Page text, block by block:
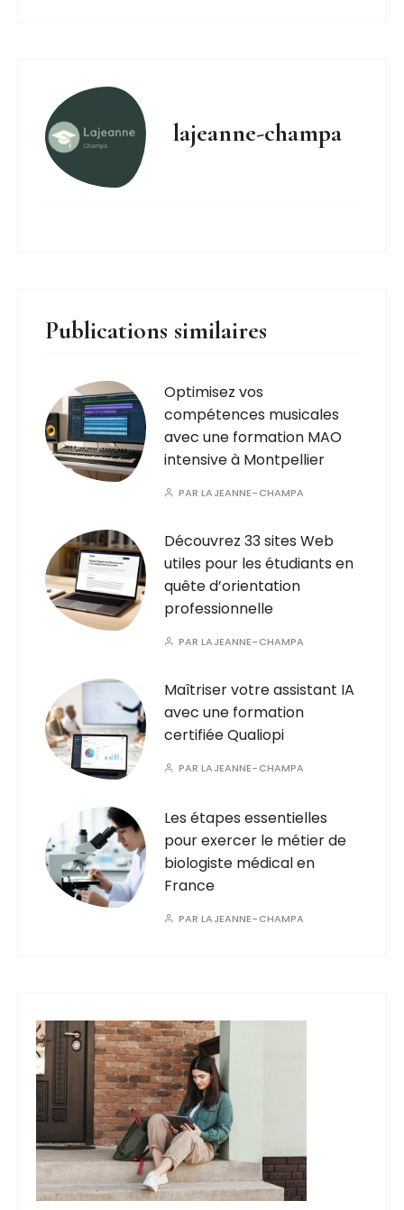
lajeanne-champa
Publications similaires
Optimisez vos
compétences musicales
avec une formation MAO
intensive à Montpellier
PARLAJEANNE-CHAMPA
Découvrez 33 sites Web
utiles pour les étudiants en
quête d’orientation
professionnelle
PARLAJEANNE-CHAMPA
Maîtriser votre assistant IA
avec une formation
certifiée Qualiopi
PARLAJEANNE-CHAMPA
Les étapes essentielles
pour exercer le métier de
biologiste médical en
France
PARLAJEANNE-CHAMPA